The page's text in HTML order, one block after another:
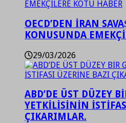
OECD’DEN İRAN
KONUSUNDA
29/03/2026
ABD’DE ÜST DÜZEY
YETKİLİSİNİN
ÇIKARIMLAR.